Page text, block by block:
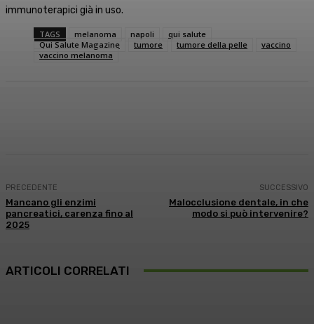
immunoterapici già in uso.
TAGS melanoma napoli
qui salute
Qui Salute Magazine
tumore tumore della pelle
vaccino
vaccino melanoma
PRECEDENTE
Mancano gli enzimi
pancreatici, carenza fino al
2025
SUCCESSIVO
Malocclusione dentale, in che
modo si può intervenire?
ARTICOLI CORRELATI